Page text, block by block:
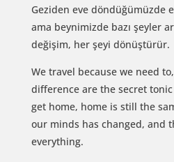
Geziden eve döndüğümüzde
ama beynimizde bazı şeyler
değişim, her şeyi dönüştürür.
We travel because we need
difference are the secret
get home, home is still the
our minds has changed, and
everything.